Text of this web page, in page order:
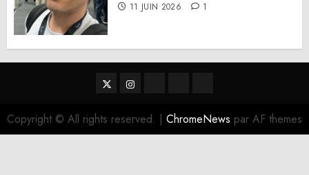
11 JUIN 2026 1
TwitterInstagram
Copyright © All rights reserved. | ChromeNews par AF themes